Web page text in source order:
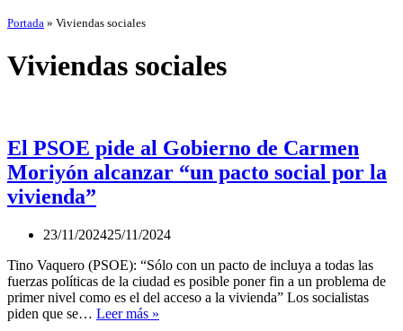
Portada » Viviendas sociales
Viviendas sociales
El PSOE pide al Gobierno de Carmen
Moriyón alcanzar “un pacto social por la
vivienda”
23/11/202425/11/2024
Tino Vaquero (PSOE): “Sólo con un pacto de incluya a todas las
fuerzas políticas de la ciudad es posible poner fin a un problema de
primer nivel como es el del acceso a la vivienda” Los socialistas
piden que se… Leer más »